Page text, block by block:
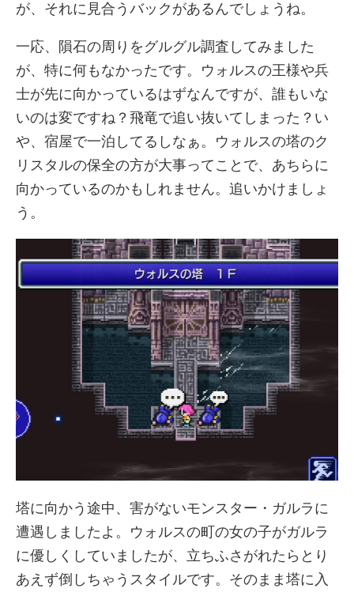
が、それに見合うバックがあるんでしょうね。
一応、隕石の周りをグルグル調査してみました
が、特に何もなかったです。ウォルスの王様や兵
士が先に向かっているはずなんですが、誰もいな
いのは変ですね？飛竜で追い抜いてしまった？い
や、宿屋で一泊してるしなぁ。ウォルスの塔のク
リスタルの保全の方が大事ってことで、あちらに
向かっているのかもしれません。追いかけましょ
う。
塔に向かう途中、害がないモンスター・ガルラに
遭遇しましたよ。ウォルスの町の女の子がガルラ
に優しくしていましたが、立ちふさがれたらとり
あえず倒しちゃうスタイルです。そのまま塔に入